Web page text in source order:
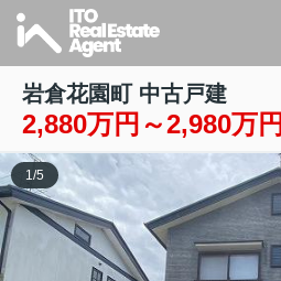
岩倉花園町 中古戸建
2,880万円～2,980万円
1 /5